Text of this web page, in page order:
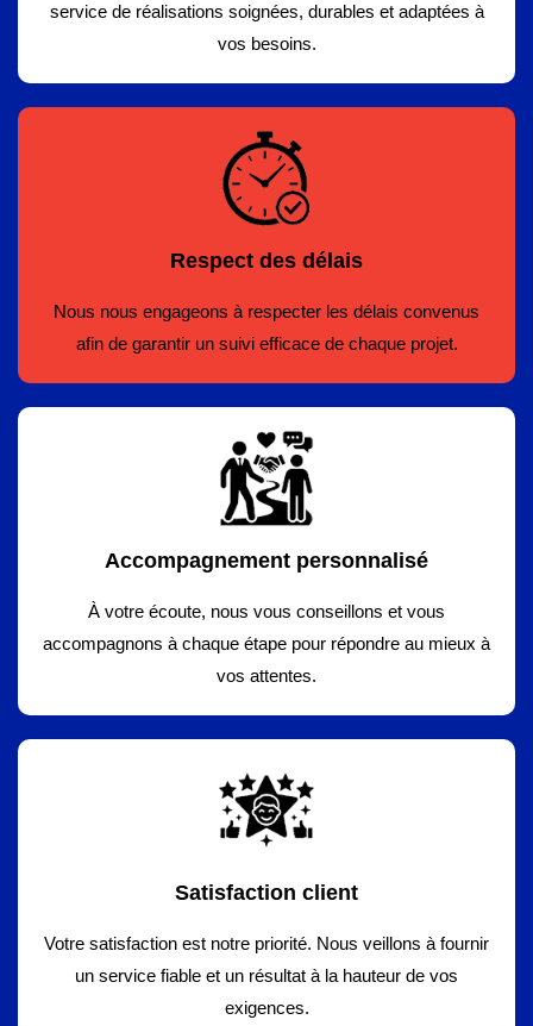
service de réalisations soignées, durables et adaptées à
vos besoins.
Respect des délais
Nous nous engageons à respecter les délais convenus
afin de garantir un suivi efficace de chaque projet.
Accompagnement personnalisé
À votre écoute, nous vous conseillons et vous
accompagnons à chaque étape pour répondre au mieux à
vos attentes.
Satisfaction client
Votre satisfaction est notre priorité. Nous veillons à fournir
un service fiable et un résultat à la hauteur de vos
exigences.